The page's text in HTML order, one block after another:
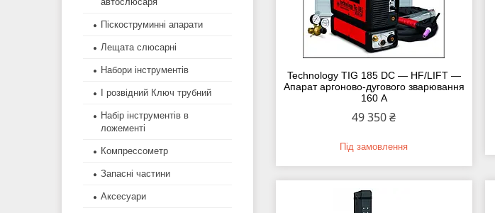
Technology TIG 185 DC — HF/LIFT —
Апарат аргоново-дугового зварювання
160 А
49 350 ₴
Під замовлення
Піскоструминні апарати
Лещата слюсарні
Набори інструментів
І розвідний Ключ трубний
Набір інструментів в
ложементі
Компрессометр
Запасні частини
Аксесуари